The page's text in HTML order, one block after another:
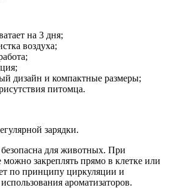
на 3 дня;
воздуха;
дизайн и компактные размеры;
питомца.
зарядки.
для животных. При
можно закреплять прямо в клетке или
по принципу циркуляции и
ароматизаторов.